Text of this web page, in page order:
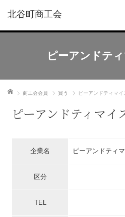
北谷町商工会
ピーアンドテ
ホーム 商工会会員 買う ピーアンドティマイ
ピーアンドティマイ
企業名 ピーアンドティ
区分
TEL